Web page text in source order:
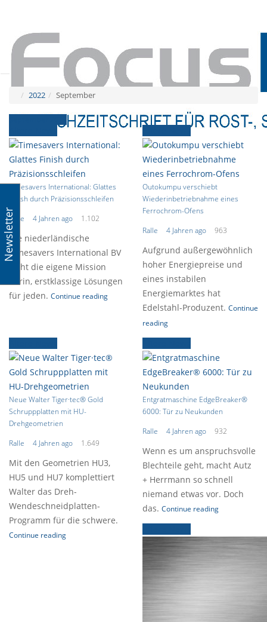
2022 September
Timesavers International: Glattes
Finish durch Präzisionsschleifen
Ralle
4 Jahren ago 1.102
Die niederländische
Timesavers International BV
sieht die eigene Mission
darin, erstklassige Lösungen
für jeden. Continue reading
Outokumpu verschiebt
Wiederinbetriebnahme eines
Ferrochrom-Ofens
Ralle
4 Jahren ago 963
Aufgrund außergewöhnlich
hoher Energiepreise und
eines instabilen
Energiemarktes hat
Edelstahl-Produzent. Continue
reading
Neue Walter Tiger·tec® Gold
Schruppplatten mit HU-
Drehgeometrien
Ralle
4 Jahren ago 1.649
Mit den Geometrien HU3,
HU5 und HU7 komplettiert
Walter das Dreh-
Wendeschneidplatten-
Programm für die schwere.
Continue reading
Entgratmaschine EdgeBreaker®
6000: Tür zu Neukunden
Ralle
4 Jahren ago 932
Wenn es um anspruchsvolle
Blechteile geht, macht Autz
+ Herrmann so schnell
niemand etwas vor. Doch
das. Continue reading
Newsletter